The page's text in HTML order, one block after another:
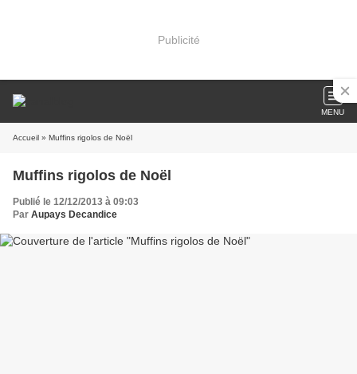
Publicité
MENU
Accueil » Muffins rigolos de Noël
Muffins rigolos de Noël
Publié le 12/12/2013 à 09:03
Par Aupays Decandice